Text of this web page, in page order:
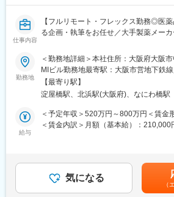
※少数精鋭で実力主義、かつ積極性・協
組織です。
早期にチームリードをお任せするケー
ディレクター、UXUIデザイナー、エン
ロントエンド、インフラ、AI各種在籍
プロダクトチームを組成。現PdMは業
今回は正社員のプロダクトマネージャー
※医療業界経験者も居りますので、業界
全国フルリモート制を導入しており、
社サービスに携わりたい方にお勧めです
四半期に一回程度の対面で会うキック
仕事内容
【フルリモート・フレックス勤務◎医
る企画・執筆をお任せ／大手製薬メー
【はじめに】
本求人はメディカルライターの募集で
（パンフレットや冊子など）の企画～
※薬効・薬理作用・成分解説などが書か
ーションです。
■原稿作成に必要な情報収集：
医学文献検索、お医者様や患者様への
催、学会取材などから情報を収集いた
勤務地
＜勤務地詳細＞本社住所：大阪府大阪
MIビル勤務地最寄駅：大阪市営地下鉄
策：屋内全面禁煙変更の範囲：会社の
ーク含む）
【最寄り駅】
淀屋橋駅、北浜駅(大阪府)、なにわ橋駅
給与
＜予定年収＞520万円～800万円＜賃金
＜賃金内訳＞月額（基本給）：
昇給：有（年4回人事考課がありますが
ありません）賃金はあくまでも目安の
上下する可能性があります。月給(月額)
気になる
（